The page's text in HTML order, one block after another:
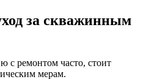
за скважинным
с ремонтом часто, стоит
мерам.